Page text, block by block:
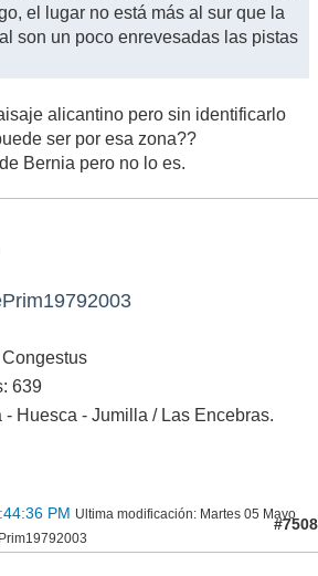
el lugar no está más al sur que la
son un poco enrevesadas las pistas
alicantino pero sin identificarlo
ser por esa zona??
Bernia pero no lo es.
639
- Huesca - Jumilla / Las Encebras.
PM Ultima modificación: Martes 05 Mayo
#7508